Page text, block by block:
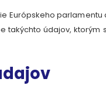
parlamentu
údajov, ktorým